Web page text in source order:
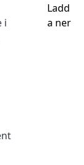
i
Ladd
a ner